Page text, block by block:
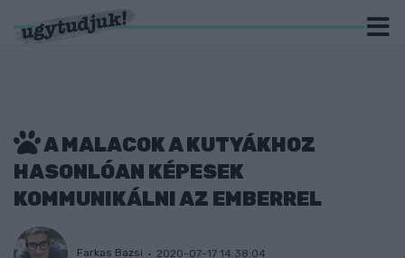
A MALACOK A KUTYÁKHOZ
HASONLÓAN KÉPESEK
KOMMUNIKÁLNI AZ EMBERREL
Farkas Bazsi 2020-07-17 14:38:04